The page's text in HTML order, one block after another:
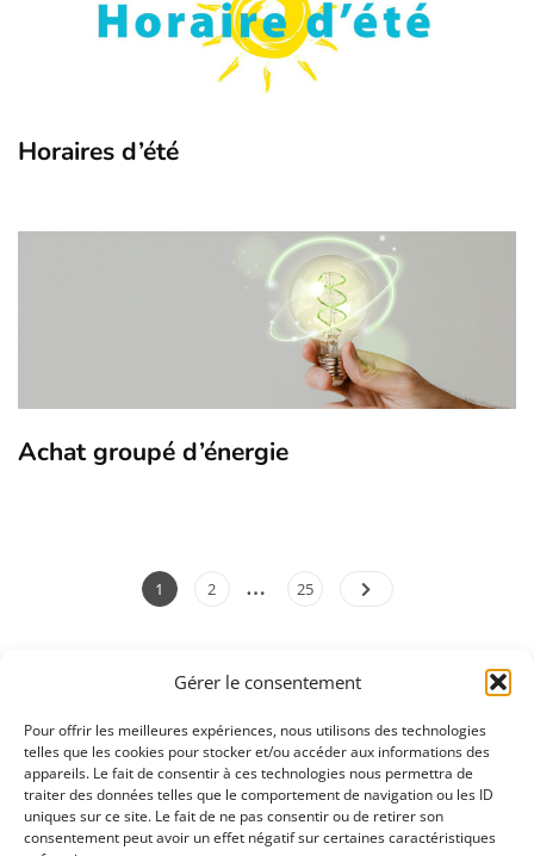
Gérer le consentement
Pour offrir les meilleures expériences, nous utilisons des technologies
telles que les cookies pour stocker et/ou accéder aux informations des
appareils. Le fait de consentir à ces technologies nous permettra de
traiter des données telles que le comportement de navigation ou les ID
uniques sur ce site. Le fait de ne pas consentir ou de retirer son
consentement peut avoir un effet négatif sur certaines caractéristiques
Horaires d’été
Achat groupé d’énergie
Pagination
des
Page
1 Page
2 … Page
25
02 32 11 53 53